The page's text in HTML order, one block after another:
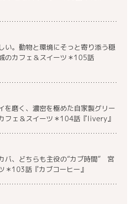
い。動物と環境にそっと寄り添う穏
のカフェ＆スイーツ＊105話
を磨く、濃密を極めた自家製グリー
フェ＆スイーツ＊104話『livery』
バ、どちらも主役の“カブ時間” 宮
＊103話『カブコーヒー』